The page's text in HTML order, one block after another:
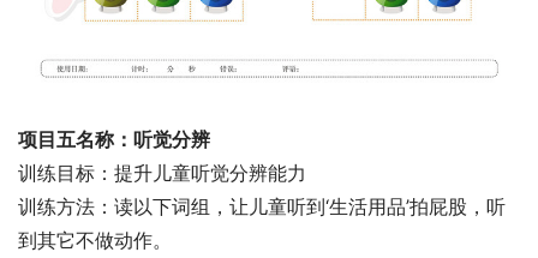
项目五名称：听觉分辨
训练目标：提升儿童听觉分辨能力
训练方法：读以下词组，让儿童听到‘生活用品’拍屁股，听
到其它不做动作。